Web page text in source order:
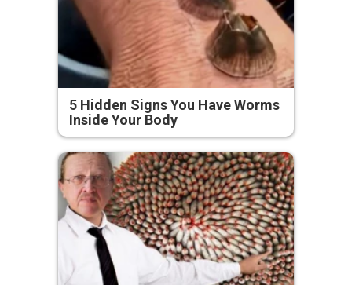
5 Hidden Signs You Have Worms
Inside Your Body